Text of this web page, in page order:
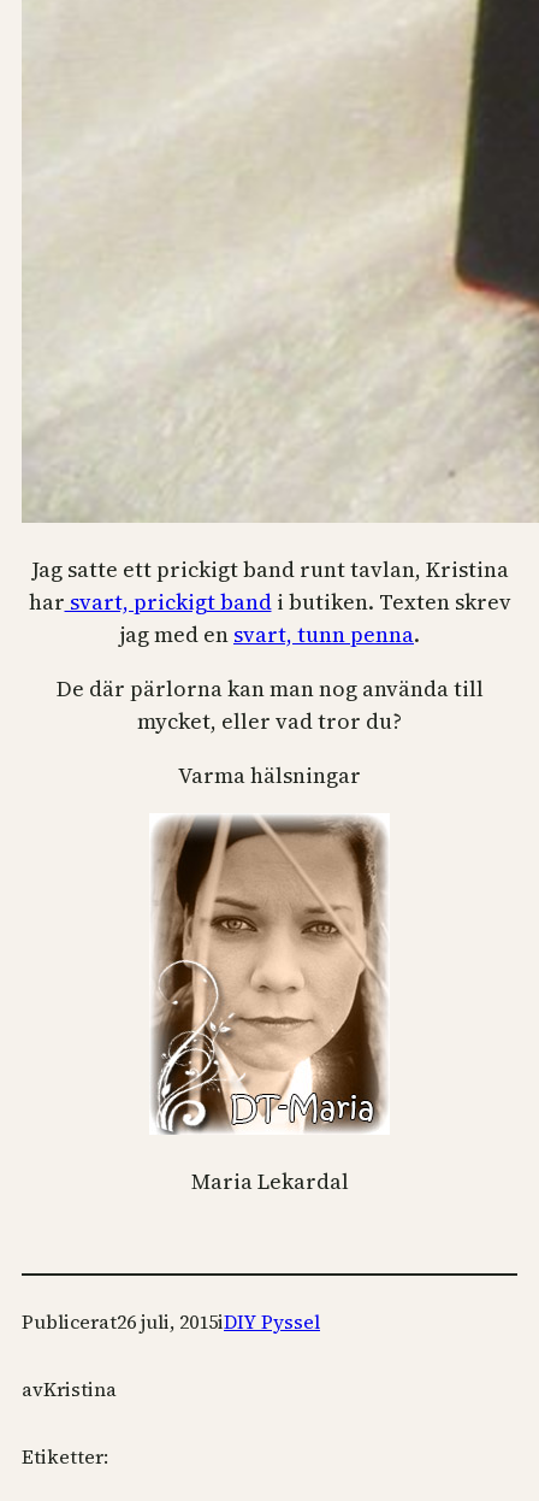
Jag satte ett prickigt band runt tavlan, Kristina
har svart, prickigt bandi butiken. Texten skrev
jag med en svart, tunn penna.
De där pärlorna kan man nog använda till
mycket, eller vad tror du?
Varma hälsningar
Maria Lekardal
Publicerat26 juli, 2015iDIY Pyssel
avKristina
Etiketter: